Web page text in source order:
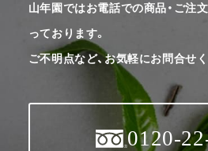
山年園ではお電話での商品・ご注
っております。
ご不明点など、お気軽にお問合せ
0120-